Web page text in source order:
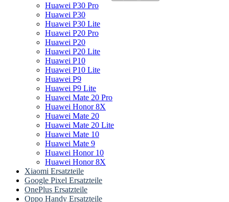
Huawei P30 Pro
Huawei P30
Huawei P30 Lite
Huawei P20 Pro
Huawei P20
Huawei P20 Lite
Huawei P10
Huawei P10 Lite
Huawei P9
Huawei P9 Lite
Huawei Mate 20 Pro
Huawei Honor 8X
Huawei Mate 20
Huawei Mate 20 Lite
Huawei Mate 10
Huawei Mate 9
Huawei Honor 10
Huawei Honor 8X
Xiaomi Ersatzteile
Google Pixel Ersatzteile
OnePlus Ersatzteile
Oppo Handy Ersatzteile